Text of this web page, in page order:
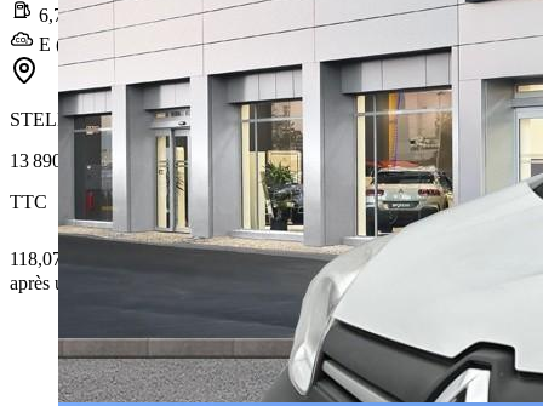
6,7 l/100km
E (176 g/km)
STELLANTIS &YOU BONDY
13 890 €
TTC
118,07 € /Mois
après un premier loyer de 4 167 €